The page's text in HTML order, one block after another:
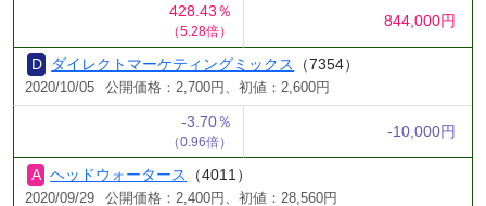
428.43％
（5.28倍）
844,000円
ダイレクトマーケティングミックス （7354）
2020/10/05 公開価格：2,700円、初値：2,600円
-3.70％
（0.96倍）
-10,000円
ヘッドウォータース （4011）
2020/09/29 公開価格：2,400円、初値：28,560円